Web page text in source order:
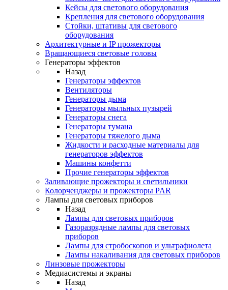
Кейсы для светового оборудования
Крепления для светового оборудования
Стойки, штативы для светового
оборудования
Архитектурные и IP прожекторы
Вращающиеся световые головы
Генераторы эффектов
Назад
Генераторы эффектов
Вентиляторы
Генераторы дыма
Генераторы мыльных пузырей
Генераторы снега
Генераторы тумана
Генераторы тяжелого дыма
Жидкости и расходные материалы для
генераторов эффектов
Машины конфетти
Прочие генераторы эффектов
Заливающие прожекторы и светильники
Колорченджеры и прожекторы PAR
Лампы для световых приборов
Назад
Лампы для световых приборов
Газоразрядные лампы для световых
приборов
Лампы для стробоскопов и ультрафиолета
Лампы накаливания для световых приборов
Линзовые прожекторы
Медиасистемы и экраны
Назад